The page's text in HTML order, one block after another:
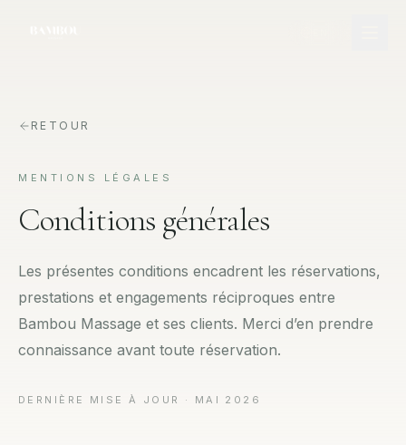
RETOUR
MENTIONS LÉGALES
Conditions générales
Les présentes conditions encadrent les réservations,
prestations et engagements réciproques entre
Bambou Massage et ses clients. Merci d’en prendre
connaissance avant toute réservation.
DERNIÈRE MISE À JOUR · MAI 2026